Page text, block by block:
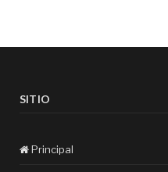
SITIO
Principal